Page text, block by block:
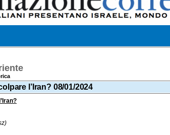
l’Iran? 08/01/2024